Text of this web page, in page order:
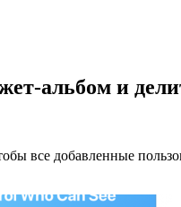
альбом и
все добавленные